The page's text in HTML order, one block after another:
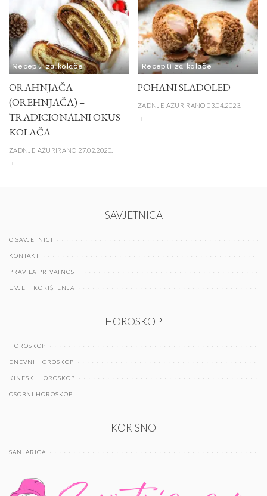
Recepti za kolače
ORAHNJAČA
(OREHNJAČA) –
TRADICIONALNI OKUS
KOLAČA
ZADNJE AŽURIRANO 27.02.2020.
Recepti za kolače
POHANI SLADOLED
ZADNJE AŽURIRANO 03.04.2023.
SAVJETNICA
O SAVJETNICI
KONTAKT
PRAVILA PRIVATNOSTI
UVJETI KORIŠTENJA
HOROSKOP
HOROSKOP
DNEVNI HOROSKOP
KINESKI HOROSKOP
OSOBNI HOROSKOP
KORISNO
SANJARICA